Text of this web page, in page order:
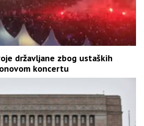
državljane zbog ustaških
koncertu